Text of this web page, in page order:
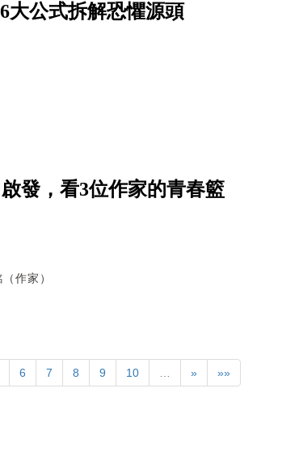
大公式拆解恐懼源頭
發，看3位作家的青春籃
作家）
6 7 8 9 10 … » »»